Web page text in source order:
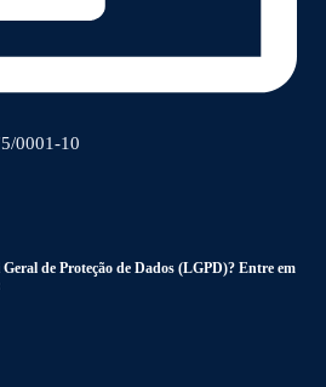
0001-10
de Proteção de Dados (LGPD)? Entre em